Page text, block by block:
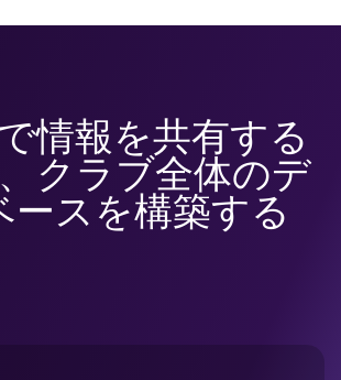
情報を共有する
クラブ全体のデ
ースを構築する